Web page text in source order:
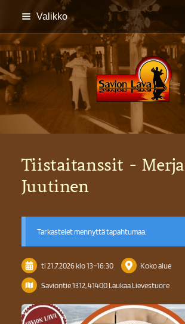
Siirry
sivun
sisältöön
Valikko
Savion lava
Tiistaitanssit - Merja
Juutinen
Tarkastelet mennyttä tapahtumaa.
ti 21.7.2026klo 13–16:30 Koko alue
Saviontie 1312, 41400 Laukaa Lievestuore